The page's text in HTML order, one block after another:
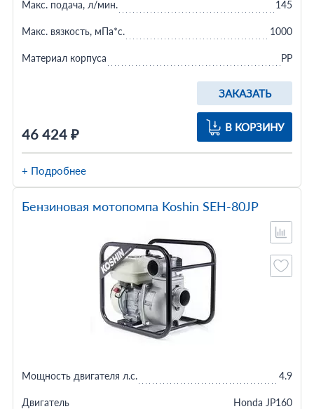
46 424 ₽
ЗАКАЗАТЬ
В КОРЗИНУ
Макс. подача, л/мин. 145
Макс. вязкость, мПа*с. 1000
Материал корпуса PP
+ Подробнее
Бензиновая мотопомпа Koshin SEH-80JP
Мощность двигателя л.с. 4.9
Двигатель Honda JP160